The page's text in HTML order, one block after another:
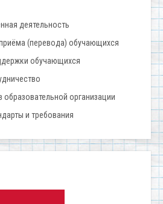
деятельность
(перевода) обучающихся
обучающихся
образовательной организации
и требования